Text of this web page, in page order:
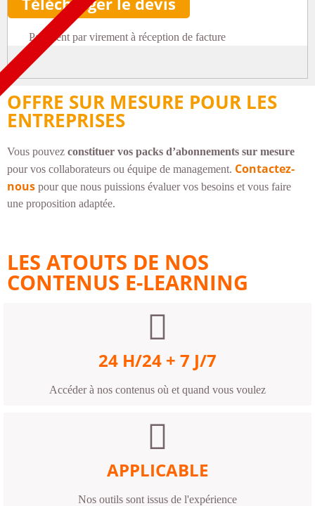
Paiement par virement à réception de facture
OFFRE SUR MESURE POUR LES
ENTREPRISES​
Vous pouvez constituer vos packs d’abonnements sur mesure
pour vos collaborateurs ou équipe de management. Contactez-
nous pour que nous puissions évaluer vos besoins et vous faire
une proposition adaptée.
LES ATOUTS DE NOS
CONTENUS E-LEARNING
24 H/24 + 7 J/7
Accéder à nos contenus où et quand vous voulez
APPLICABLE
Nos outils sont issus de l'expérience